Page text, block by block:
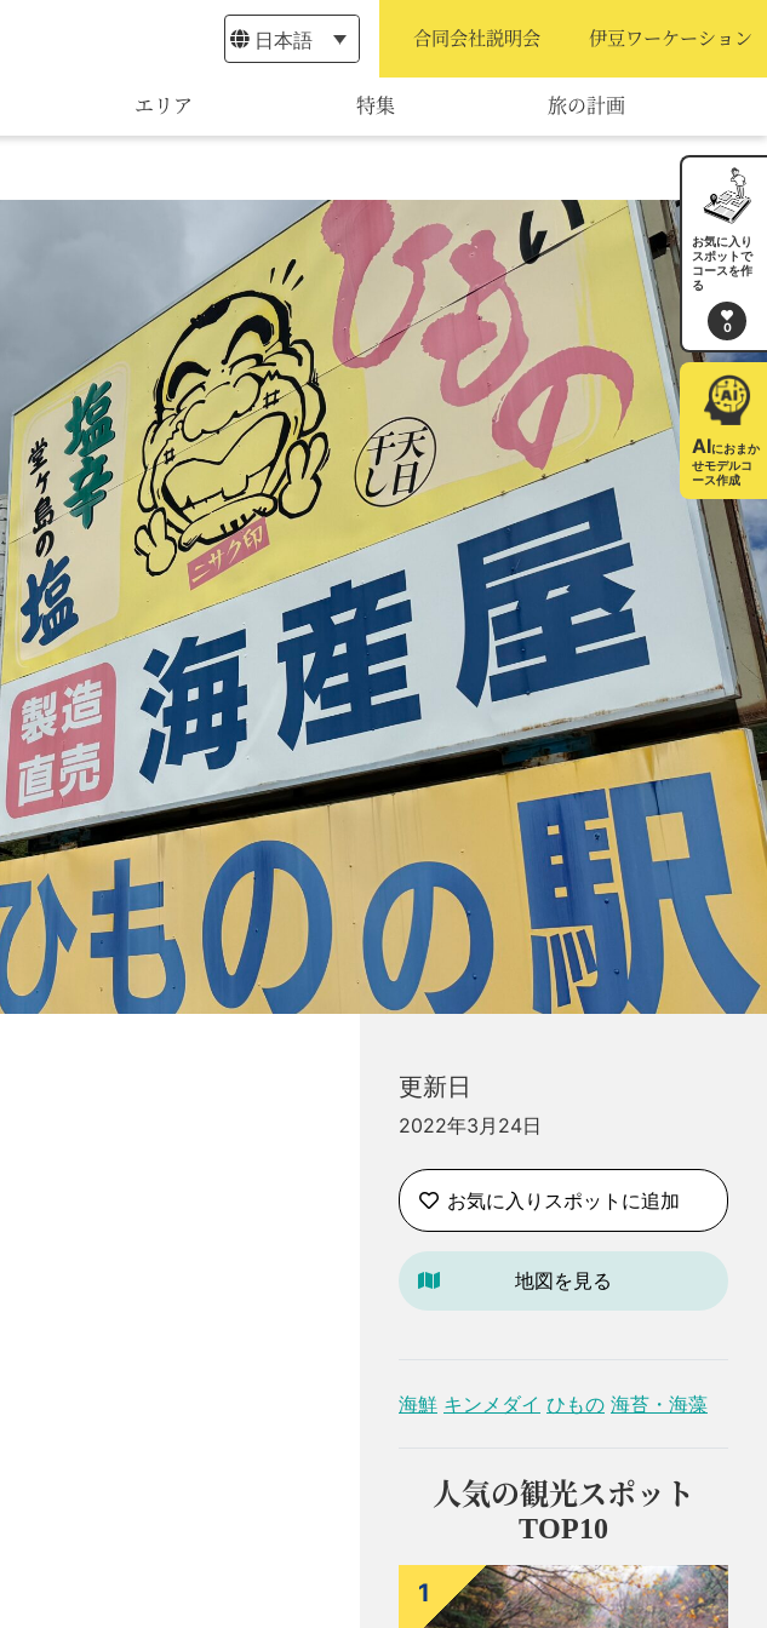
エリア 特集 旅の計画
宿泊・予約
旅程作成
AIルートプランナー
アクセス
日本語 合同会社説明会 伊豆ワーケーション
更新日
2022年3月24日
お気に入りスポットに追加
地図を見る
海鮮 キンメダイ ひもの 海苔・海藻
人気の観光スポット
TOP10
1
お気に入り
スポットで
コースを作
る
0
AIにおまか
せモデルコ
ース作成